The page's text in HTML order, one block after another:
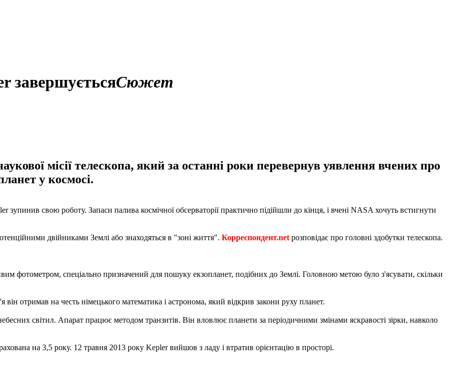
завершуєтьсяСюжет
місії телескопа, який за останні роки перевернув уявлення вчених про
у космосі.
свою роботу. Запаси палива космічної обсерваторії практично підійшли до кінця, і вчені NASA хочуть встигнути
двійниками Землі або знаходяться в "зоні життя". Корреспондент.net розповідає про головні здобутки телескопа.
фотометром, спеціально призначений для пошуку екзопланет, подібних до Землі. Головною метою було з'ясувати, скільки
отримав на честь німецького математика і астронома, який відкрив закони руху планет.
світил. Апарат працює методом транзитів. Він вловлює планети за періодичними змінами яскравості зірки, навколо
на 3,5 року. 12 травня 2013 року Kepler вийшов з ладу і втратив орієнтацію в просторі.